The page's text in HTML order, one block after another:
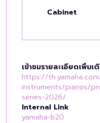
Cabinet
เข้าชมรายละเอียดเพิ่ม
https://
instruments/pianos/
series-2026/
Internal Link
yamaha-b20